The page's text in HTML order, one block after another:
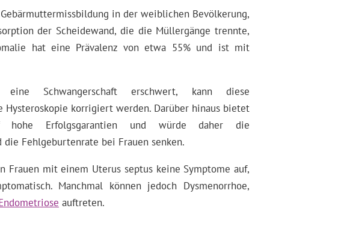
in der weiblichen Bevölkerung,
der Scheidewand, die die Müllergänge trennte,
hat eine Prävalenz von etwa 55% und ist mit
Schwangerschaft erschwert, kann diese
Hysteroskopie korrigiert werden. Darüber hinaus bietet
hohe Erfolgsgarantien und würde daher die
die Fehlgeburtenrate bei Frauen senken.
Frauen mit einem Uterus septus keine Symptome auf,
Manchmal können jedoch Dysmenorrhoe,
auftreten.